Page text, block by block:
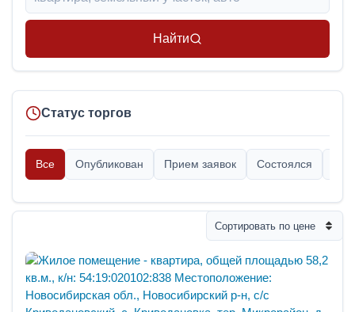
Найти
Статус торгов
Все Опубликован Прием заявок Состоялся
Сортировать по цене